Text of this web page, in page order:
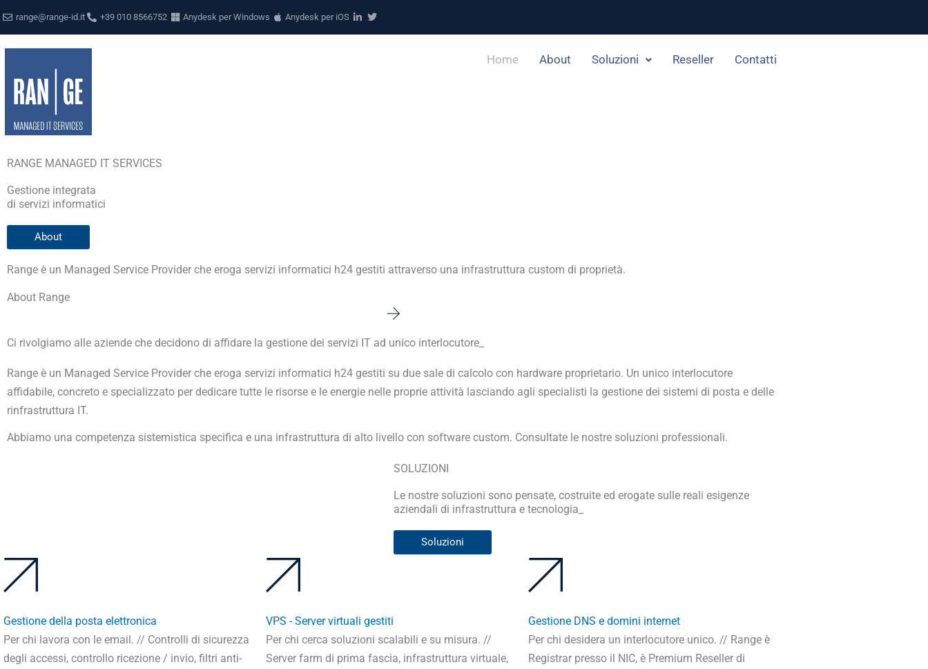
contenuto
range@range-id.it +39 010 8566752 Anydesk per Windows Anydesk per iOS
Home About Soluzioni Reseller Contatti
RANGE MANAGED IT SERVICES
Gestione integrata
di servizi informatici
About
Range è un Managed Service Provider che eroga servizi informatici h24 gestiti attraverso una infrastruttura custom di proprietà.
About Range
Ci rivolgiamo alle aziende che decidono di affidare la gestione dei servizi IT ad unico interlocutore_
Range è un Managed Service Provider che eroga servizi informatici h24 gestiti su due sale di calcolo con hardware proprietario. Un unico interlocutore
affidabile, concreto e specializzato per dedicare tutte le risorse e le energie nelle proprie attività lasciando agli specialisti la gestione dei sistemi di posta e delle
rinfrastruttura IT.
Abbiamo una competenza sistemistica specifica e una infrastruttura di alto livello con software custom. Consultate le nostre soluzioni professionali.
SOLUZIONI
Le nostre soluzioni sono pensate, costruite ed erogate sulle reali esigenze
aziendali di infrastruttura e tecnologia_
Soluzioni
Gestione della posta elettronica
Per chi lavora con le email. // Controlli di sicurezza
degli accessi, controllo ricezione / invio, filtri anti-
VPS - Server virtuali gestiti
Per chi cerca soluzioni scalabili e su misura. //
Server farm di prima fascia, infrastruttura virtuale,
Gestione DNS e domini internet
Per chi desidera un interlocutore unico. // Range è
Registrar presso il NIC, è Premium Reseller di